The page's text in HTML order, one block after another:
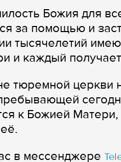
Божия для
за помощью и
тысячелетий
и каждый
тюремной церкви
к Божией
в мессенджере